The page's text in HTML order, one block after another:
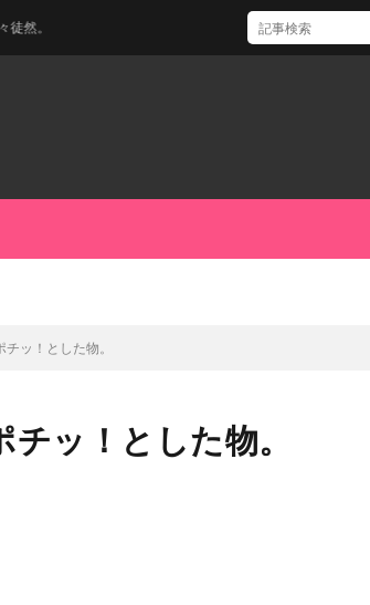
。
ッ！とした物。
ッ！とした物。